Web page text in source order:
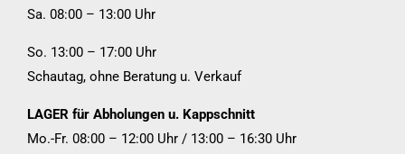
Sa. 08:00 – 13:00 Uhr
So. 13:00 – 17:00 Uhr
Schautag, ohne Beratung u. Verkauf
LAGER für Abholungen u. Kappschnitt
Mo.-Fr. 08:00 – 12:00 Uhr / 13:00 – 16:30 Uhr